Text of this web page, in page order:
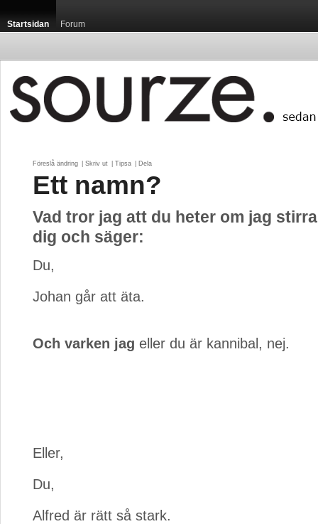
Startsidan Forum
Föreslå ändring Skriv ut Tipsa Dela
Ett namn?
Vad tror jag att du heter om jag
dig och säger:
Du,
Johan går att äta.
Och varken jag eller du är kannibal, nej.
Eller,
Du,
Alfred är rätt så stark.